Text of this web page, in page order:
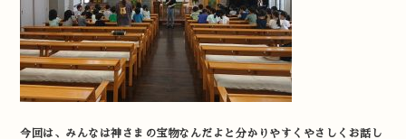
今回は、みんなは神さまの宝物なんだよと分かりやすくやさしくお話し